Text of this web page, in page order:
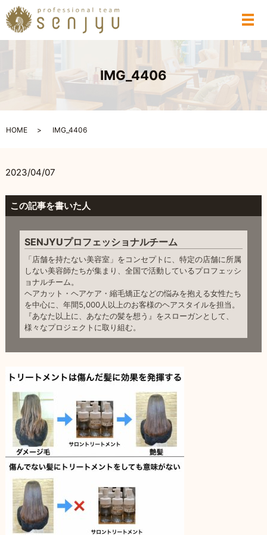
メ
IMG_4406
HOME IMG_4406
2023/04/07
この記事を書いた人
SENJYUプロフェッショナルチーム
「店舗を持たない美容室」をコンセプトに、特定の店舗に所属
しない美容師たちが集まり、全国で活動しているプロフェッシ
ョナルチーム。
ヘアカット・ヘアケア・縮毛矯正などの悩みを抱える女性たち
を中心に、年間5,000人以上のお客様のヘアスタイルを担当。
『あなた以上に、あなたの髪を想う』をスローガンとして、
様々なプロジェクトに取り組む。